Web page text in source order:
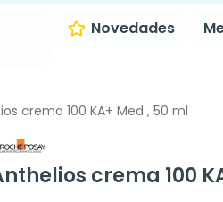
Novedades
crema 100 KA+ Med , 50 ml
crema 100